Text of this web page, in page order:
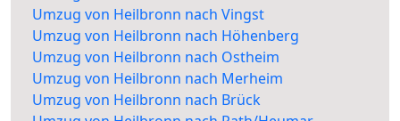
Umzug von Heilbronn nach Vingst
Umzug von Heilbronn nach Höhenberg
Umzug von Heilbronn nach Ostheim
Umzug von Heilbronn nach Merheim
Umzug von Heilbronn nach Brück